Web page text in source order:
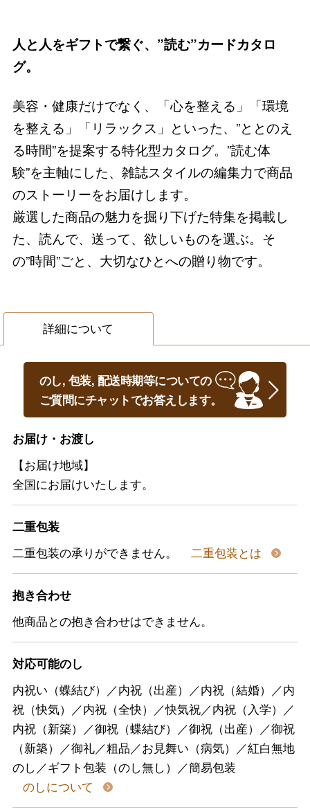
人と人をギフトで繋ぐ、”読む”カードカタロ
グ。
美容・健康だけでなく、「心を整える」「環境
を整える」「リラックス」といった、”ととのえ
る時間”を提案する特化型カタログ。”読む体
験”を主軸にした、雑誌スタイルの編集力で商品
のストーリーをお届けします。
厳選した商品の魅力を掘り下げた特集を掲載し
た、読んで、送って、欲しいものを選ぶ。そ
の”時間”ごと、大切なひとへの贈り物です。
詳細について
のし, 包装, 配送時期等についての
ご質問にチャットでお答えします。
お届け・お渡し
【お届け地域】
全国にお届けいたします。
二重包装
二重包装の承りができません。
二重包装とは
抱き合わせ
他商品との抱き合わせはできません。
対応可能のし
内祝い（蝶結び）／内祝（出産）／内祝（結婚）／内
祝（快気）／内祝（全快）／快気祝／内祝（入学）／
内祝（新築）／御祝（蝶結び）／御祝（出産）／御祝
（新築）／御礼／粗品／お見舞い（病気）／紅白無地
のし／ギフト包装（のし無し）／簡易包装
のしについて